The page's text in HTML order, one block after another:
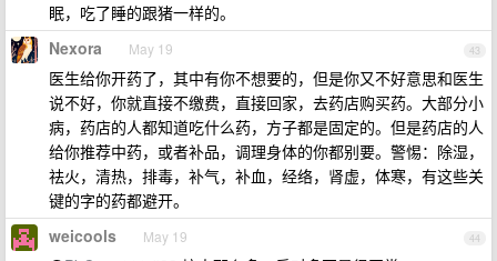
眠，吃了睡的跟猪一样的。
43
Nexora May 19
医生给你开药了，其中有你不想要的，但是你又不好意思和医生
说不好，你就直接不缴费，直接回家，去药店购买药。大部分小
病，药店的人都知道吃什么药，方子都是固定的。但是药店的人
给你推荐中药，或者补品，调理身体的你都别要。警惕：除湿，
祛火，清热，排毒，补气，补血，经络，肾虚，体寒，有这些关
键的字的药都避开。
44
weicools May 19